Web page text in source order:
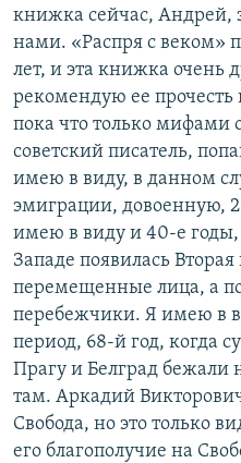
книжка сейчас, Андрей,
нами. «Распря с веком»
лет, и эта книжка очень
рекомендую ее прочесть
пока что только мифами
советский писатель,
имею в виду, в данном
эмиграции, довоенную,
имею в виду и 40-е
Западе появилась
перемещенные лица, а
перебежчики. Я имею в
период, 68-й год, когда
Прагу и Белград бежали
там. Аркадий
Свобода, но это только
его благополучие на